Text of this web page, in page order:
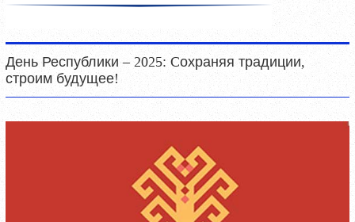
День Республики – 2025: Cохраняя традиции,
строим будущее!